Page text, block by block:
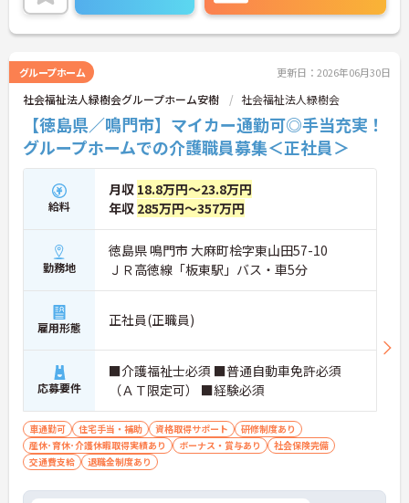
ご興味のある方には、面接対策ポイントなど、さら
に詳細をご案内しますのでお気軽にご相談くださ
グループホーム 更新日：2026年06月30日
社会福祉法人緑樹会グループホーム安樹 社会福祉法人緑樹会
【徳島県／鳴門市】マイカー通勤可◎手当充実！
グループホームでの介護職員募集＜正社員＞
給料
月収 18.8万円～23.8万円
年収 285万円～357万円
勤務地
徳島県 鳴門市 大麻町桧字東山田57-10
ＪＲ高徳線「板東駅」バス・車5分
雇用形態 正社員(正職員)
応募要件
■介護福祉士必須 ■普通自動車免許必須
（ＡＴ限定可） ■経験必須
車通勤可 住宅手当・補助 資格取得サポート
研修制度あり
産休･育休･介護休暇取得実績あり
ボーナス・賞与あり
社会保険完備
交通費支給
退職金制度あり